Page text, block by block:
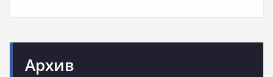
Архив